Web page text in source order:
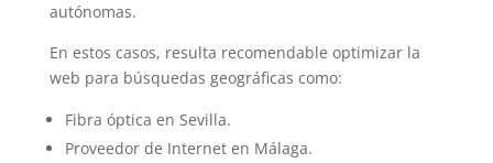
autónomas.
En estos casos, resulta recomendable optimizar la
web para búsquedas geográficas como:
Fibra óptica en Sevilla.
Proveedor de Internet en Málaga.